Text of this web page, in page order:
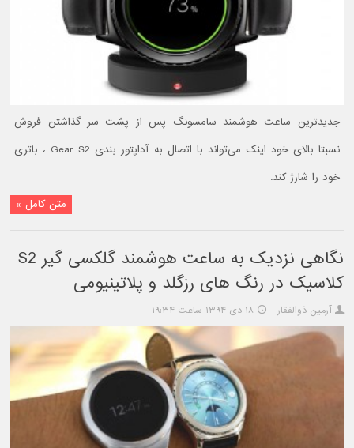
جدیدترین ساعت هوشمند سامسونگ پس از پشت سر گذاشتن فروش
نسبتا بالای خود اینک می‌تواند با اتصال به آداپتور بندی Gear S2 ، باتری
خود را شارژ کند.
متن کامل »
نگاهی نزدیک به ساعت هوشمند گلکسی گیر S2
کلاسیک در رنگ های رزگلد و پلاتینیومی
آرمین ذوالفقار ۱۸ دی ۱۳۹۴ ساعت ۱۹:۳۴